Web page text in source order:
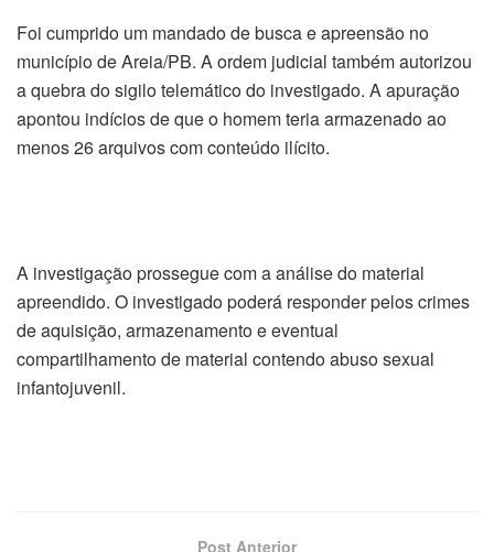
Foi cumprido um mandado de busca e apreensão no
município de Areia/PB. A ordem judicial também autorizou
a quebra do sigilo telemático do investigado. A apuração
apontou indícios de que o homem teria armazenado ao
menos 26 arquivos com conteúdo ilícito.
A investigação prossegue com a análise do material
apreendido. O investigado poderá responder pelos crimes
de aquisição, armazenamento e eventual
compartilhamento de material contendo abuso sexual
infantojuvenil.
Post Anterior